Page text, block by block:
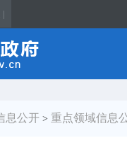
|
息公开 > 重点领域信息